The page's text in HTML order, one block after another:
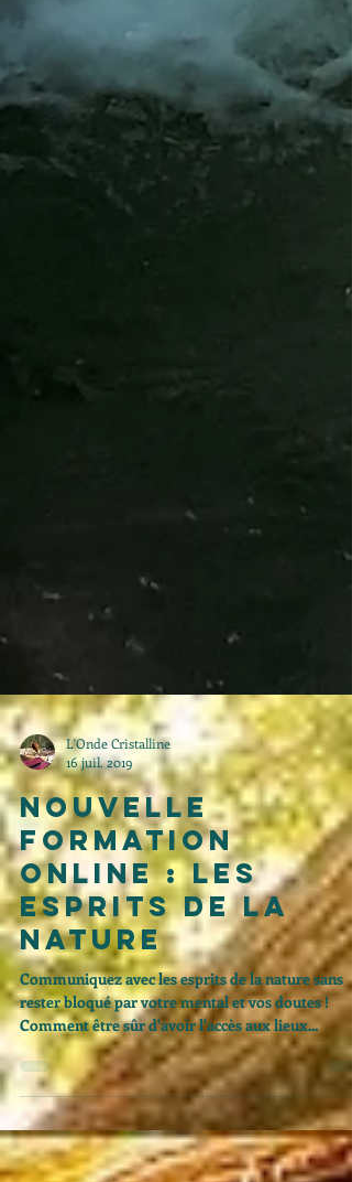
L'Onde Cristalline
16 juil. 2019
Nouvelle
formation
online : les
esprits de la
nature
Communiquez avec les esprits de la nature sans
rester bloqué par votre mental et vos doutes !
Comment être sûr d'avoir l'accès aux lieux...